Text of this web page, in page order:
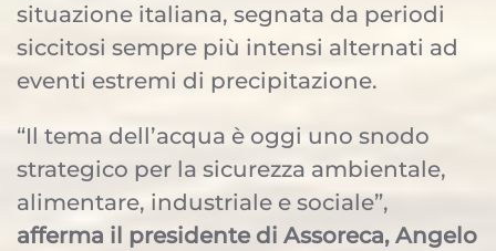
situazione italiana, segnata da periodi
siccitosi sempre più intensi alternati ad
eventi estremi di precipitazione.
“Il tema dell’acqua è oggi uno snodo
strategico per la sicurezza ambientale,
alimentare, industriale e sociale”,
afferma il presidente di Assoreca, Angelo